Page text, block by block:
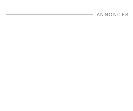
ANNONCES